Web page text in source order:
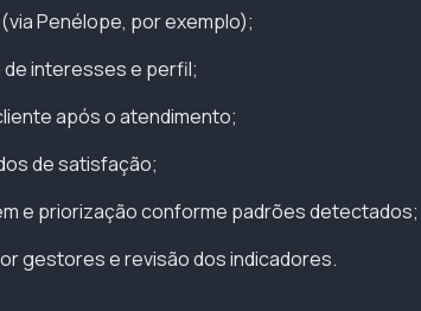
Penélope, por exemplo);
interesses e perfil;
após o atendimento;
de satisfação;
e priorização conforme padrões detectados;
gestores e revisão dos indicadores.